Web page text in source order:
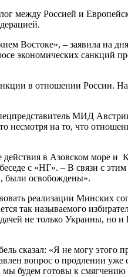
между Россией и
Востоке», – заявила на
экономических санкций
в отношении России.
МИД
несмотря на то, что
действия в Азовском море и
с «НГ». – В связи с
были освобождены».
реализации Минских
так называемого
не только Украины, но
«Я не могу этого
вопрос о продлении
будем готовы к